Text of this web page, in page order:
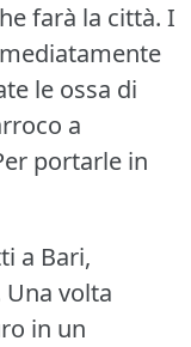
farà la città. I
le ossa di
a
portarle in
a Bari,
Una volta
in un